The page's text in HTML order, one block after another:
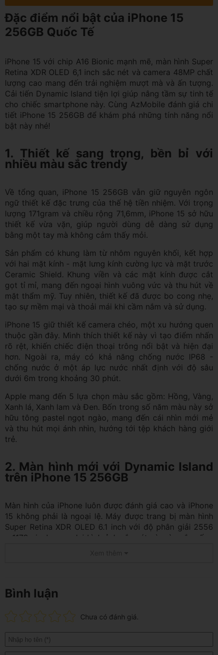
Đặc điểm nổi bật của iPhone 15
256GB Quốc Tế
iPhone 15 với chip A16 Bionic mạnh mẽ, màn hình Super
Retina XDR OLED 6,1 inch sắc nét và camera 48MP chất
lượng cao mang đến trải nghiệm mượt mà và ấn tượng.
Cải tiến Dynamic Island tiện lợi giúp nâng tầm sự tinh tế
cho chiếc smartphone này. Cùng AzMobile đánh giá chi
tiết iPhone 15 256GB để khám phá những tính năng nổi
bật này nhé!
1. Thiết kế sang trọng, bền bỉ với
nhiều màu sắc trendy
Về tổng quan, iPhone 15 256GB vẫn giữ nguyên ngôn
ngữ thiết kế đặc trưng của thế hệ tiền nhiệm. Với trọng
lượng 171gram và chiều rộng 71,6mm, iPhone 15 sở hữu
thiết kế vừa vặn, giúp người dùng dễ dàng sử dụng
bằng một tay mà không cảm thấy mỏi.
Sản phẩm có khung làm từ nhôm nguyên khối, kết hợp
với hai mặt kính - mặt lưng kính cường lực và mặt trước
Ceramic Shield. Khung viền và các mặt kính được cắt
gọt tỉ mỉ, mang đến ngoại hình vuông vức và thu hút về
mặt thẩm mỹ. Tuy nhiên, thiết kế đã được bo cong nhẹ,
tạo sự mềm mại và thoải mái khi cầm nắm và sử dụng.
iPhone 15 giữ thiết kế camera chéo, một xu hướng quen
thuộc gần đây. Mình thích thiết kế này vì tạo điểm nhấn
rõ rệt, khiến chiếc điện thoại trông nổi bật và hiện đại
hơn. Ngoài ra, máy có khả năng chống nước IP68 -
chống nước ở một áp lực nước nhất định với độ sâu
dưới 6m trong khoảng 30 phút.
Apple mang đến 5 lựa chọn màu sắc gồm: Hồng, Vàng,
Xanh lá, Xanh lam và Đen. Bốn trong số năm màu này sở
hữu tông pastel ngọt ngào, mang đến cái nhìn mới mẻ
và thu hút mọi ánh nhìn, hướng tới tệp khách hàng giới
trẻ.
2. Màn hình mới với Dynamic Island
trên iPhone 15 256GB
Màn hình của iPhone luôn được đánh giá cao và iPhone
15 không phải là ngoại lệ. Máy được trang bị màn hình
Super Retina XDR OLED 6.1 inch với độ phân giải 2556
x 1179 pixel, mang lại hình ảnh sắc nét và màu sắc sống
Tuy nhiên, một điểm yếu là Apple vẫn sử dụng tần số
làm mới 60Hz trên iPhone 15, điều này khiến nó thua
kém một số đối thủ cạnh tranh trong cùng phân khúc.
nhiệm là màn hình mới với thiết kế "Dynamic Island"
thay cho tai thỏ truyền thống. Thiết kế này tối ưu hóa
Bình luận
Chưa có đánh giá.